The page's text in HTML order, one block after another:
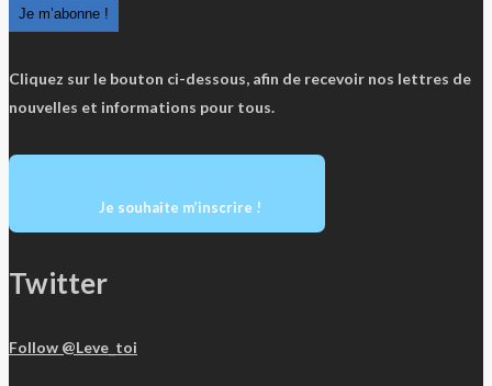
Cliquez sur le bouton ci-dessous, afin de recevoir nos lettres de
nouvelles et informations pour tous.
Je souhaite m’inscrire !
Twitter
Follow @Leve_toi